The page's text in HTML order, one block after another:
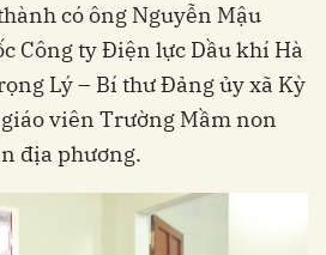
có ông Nguyễn Mậu
Công ty Điện lực Dầu khí Hà
Lý – Bí thư Đảng ủy xã Kỳ
viên Trường Mầm non
địa phương.